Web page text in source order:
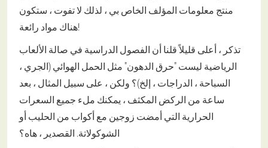
منتج معلومات المؤلف الخاص بي ، لذلك لا تفوت ، ستكون
هناك مواد رائعة!
تذكر ، أعلى قليلاً قلنا أن الفصول الدراسية في صالة الألعاب
الرياضية ليست "حرق الدهون" مثل الحمل الهوائي (الجري ،
السباحة ، الدراجات ، إلخ)؟ ولكن ، على سبيل المثال ، بعد
ساعة من الركض المكثف ، يمكنك ملء جميع السعرات
الحرارية التي أمضت زوجين مع أكواب من الحليب أو
الشوكولاتة. القصدير ، هاه؟